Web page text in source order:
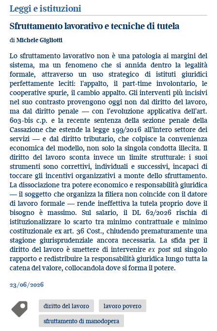
Leggi e istituzioni
Sfruttamento lavorativo e tecniche di tutela
di Michele Gigliotti
Lo sfruttamento lavorativo non è una patologia ai margini del
sistema, ma un fenomeno che si annida dentro la legalità
formale, attraverso un uso strategico di istituti giuridici
perfettamente leciti: l'appalto, il part-time involontario, le
cooperative spurie, il cambio appalto. Gli interventi più incisivi
nel suo contrasto provengono oggi non dal diritto del lavoro,
ma dal diritto penale — con l'evoluzione applicativa dell'art.
603-bis c.p. e la recente sentenza della sezione penale della
Cassazione che estende la legge 199/2016 all'intero settore dei
servizi — e dal diritto tributario, che colpisce la convenienza
economica del modello, non solo la singola condotta illecita. Il
diritto del lavoro sconta invece un limite strutturale: i suoi
strumenti sono correttivi, individuali e successivi, incapaci di
toccare gli incentivi organizzativi a monte dello sfruttamento.
La dissociazione tra potere economico e responsabilità giuridica
— il soggetto che organizza la filiera non coincide con il datore
di lavoro formale — rende ineffettiva la tutela proprio dove il
bisogno è massimo. Sul salario, il DL 62/2026 rischia di
istituzionalizzare lo scarto tra minimo contrattuale e minimo
costituzionale ex art. 36 Cost., chiudendo prematuramente una
stagione giurisprudenziale ancora necessaria. La sfida per il
diritto del lavoro è smettere di intervenireex postsul singolo
rapporto e redistribuire la responsabilità giuridica lungo tutta la
catena del valore, collocandola dove si forma il potere.
23/06/2026
diritto del lavoro
lavoro povero
sfruttamento di manodopera